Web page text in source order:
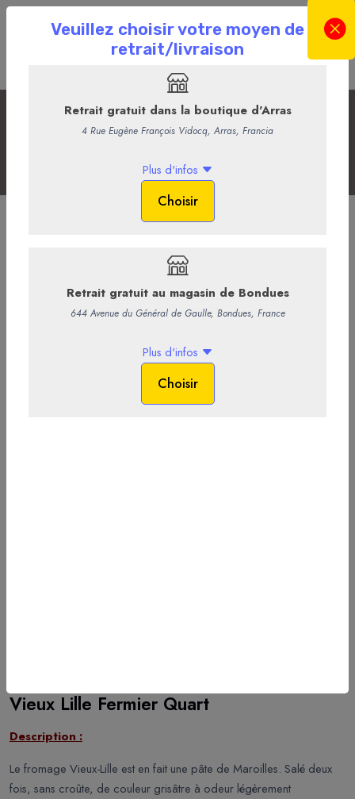
Fromages des Hauts-de-France
Fromages des Hauts-de-France
Vieux Lille Fermier Quart
Description :
Le fromage Vieux-Lille est en fait une pâte de Maroilles. Salé deux
fois, sans croûte, de couleur grisâtre à odeur légèrement